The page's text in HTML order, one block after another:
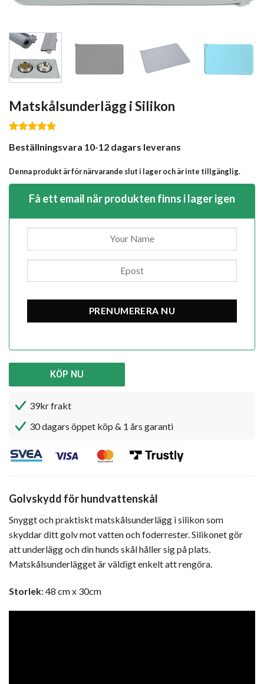
Matskålsunderlägg i Silikon
5.00av 5
kundrecensioner
Beställningsvara 10-12 dagars leverans
Denna produkt är för närvarande slut i lager och är inte tillgänglig.
Få ett email när produkten finns i lager igen
KÖP NU
39kr frakt
30 dagars öppet köp & 1 års garanti
Golvskydd för hundvattenskål
Snyggt och praktiskt matskålsunderlägg i silikon som
skyddar ditt golv mot vatten och foderrester. Silikonet gör
att underlägg och din hunds skål håller sig på plats.
Matskålsunderlägget är väldigt enkelt att rengöra.
Storlek: 48 cm x 30cm